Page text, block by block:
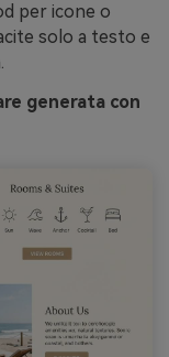
per icone o
solo a testo e
generata con